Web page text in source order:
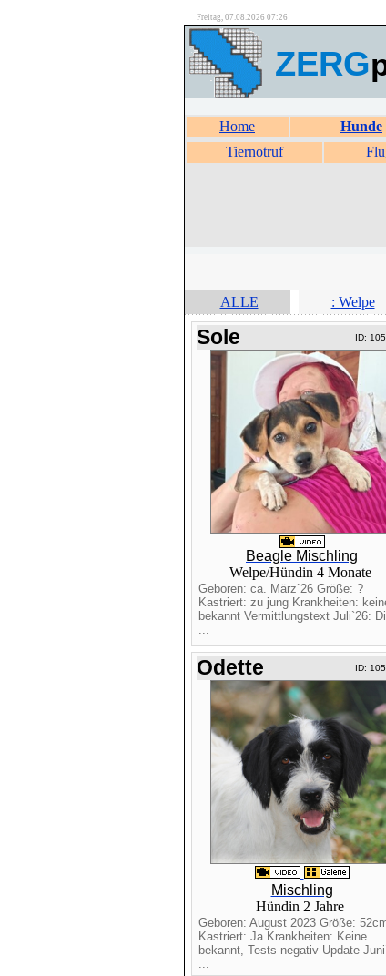
Freitag, 07.08.2026 07:26
ZERG
Home Hunde
Tiernotruf
ALLE
: Welpe
Sole ID:
Beagle Mischling
Welpe/Hündin 4 Monate
Geboren: ca. März`26 Größe: ?
Kastriert: zu jung Krankheiten:
bekannt Vermittlungstext Juli`26:
...
Odette ID:
Mischling
Hündin 2 Jahre
Geboren: August 2023 Größe:
Kastriert: Ja Krankheiten: Keine
bekannt, Tests negativ Update
...